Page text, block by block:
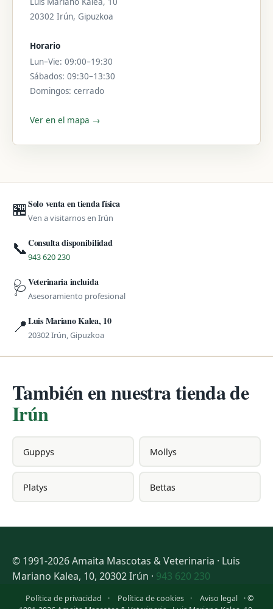
20302 Irún, Gipuzkoa
Horario
Lun–Vie: 09:00–19:30
Sábados: 09:30–13:30
Domingos: cerrado
Ver en el mapa →
🏪Solo venta en tienda física
Ven a visitarnos en Irún
📞Consulta disponibilidad
943 620 230
🩺Veterinaria incluida
Asesoramiento profesional
📍Luis Mariano Kalea, 10
20302 Irún, Gipuzkoa
También en nuestra tienda de
Irún
Guppys Mollys
Platys Bettas
© 1991-2026 Amaita Mascotas & Veterinaria · Luis
Mariano Kalea, 10, 20302 Irún · 943 620 230
Política de privacidad · Política de cookies · Aviso legal
· ©